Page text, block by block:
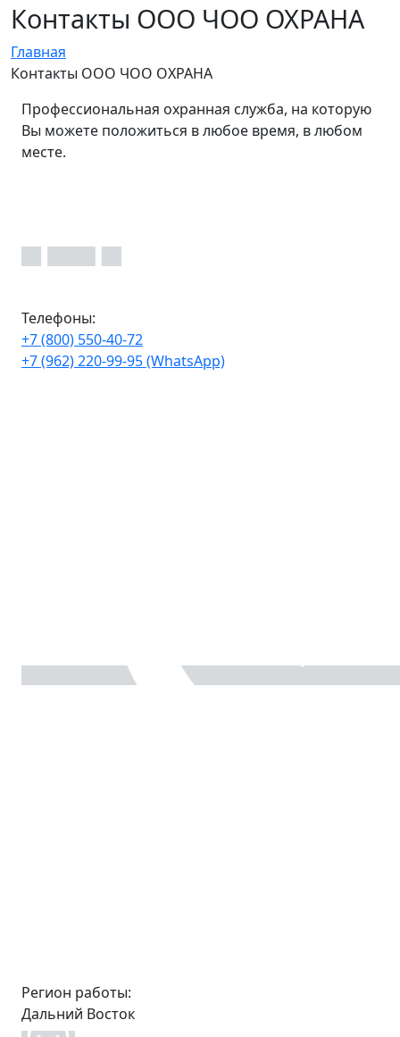
Контакты ООО ЧОО ОХРАНА
Главная
Контакты ООО ЧОО ОХРАНА
Профессиональная охранная служба, на которую
Вы можете положиться в любое время, в любом
месте.
Телефоны:
+7 (800) 550-40-72
+7 (962) 220-99-95 (WhatsApp)
Регион работы:
Дальний Восток